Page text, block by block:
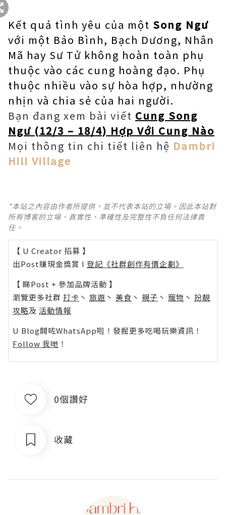
Kết quả tình yêu của một Song Ngư
với một Bảo Bình, Bạch Dương, Nhân
Mã hay Sư Tử không hoàn toàn phụ
thuộc vào các cung hoàng đạo. Phụ
thuộc nhiều vào sự hòa hợp, nhường
nhịn và chia sẻ của hai người.
Bạn đang xem bài viết Cung Song
Ngư (12/3 – 18/4) Hợp Với Cung Nào
Mọi thông tin chi tiết liên hệ Dambri
Hill Village
*本站之內容由作者所提供，並不代表本站的立場。因此本站對
所有博客的立場、真實性、準確性及完整性不負任何法律責
任。
【 U Creator 招募 】
出Post賺現金獎賞 l 登記《社群創作有價企劃》
【 睇Post + 參加品牌活動 】
瀏覽更多社群 打卡 丶 旅遊 丶 美食 丶 親子 丶 寵物 丶 扮靚
攻略及 活動情報
U Blog開咗WhatsApp啦！發掘更多吃喝玩樂資訊！
Follow 我哋 ！
0個讚好
收藏